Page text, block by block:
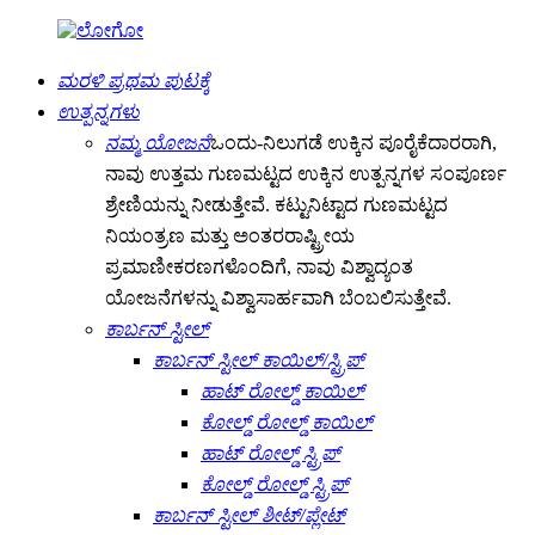
ಮರಳಿ ಪ್ರಥಮ ಪುಟಕ್ಕೆ
ಉತ್ಪನ್ನಗಳು
ನಮ್ಮ ಯೋಜನೆಒಂದು-ನಿಲುಗಡೆ ಉಕ್ಕಿನ ಪೂರೈಕೆದಾರರಾಗಿ,
ನಾವು ಉತ್ತಮ ಗುಣಮಟ್ಟದ ಉಕ್ಕಿನ ಉತ್ಪನ್ನಗಳ ಸಂಪೂರ್ಣ
ಶ್ರೇಣಿಯನ್ನು ನೀಡುತ್ತೇವೆ. ಕಟ್ಟುನಿಟ್ಟಾದ ಗುಣಮಟ್ಟದ
ನಿಯಂತ್ರಣ ಮತ್ತು ಅಂತರರಾಷ್ಟ್ರೀಯ
ಪ್ರಮಾಣೀಕರಣಗಳೊಂದಿಗೆ, ನಾವು ವಿಶ್ವಾದ್ಯಂತ
ಯೋಜನೆಗಳನ್ನು ವಿಶ್ವಾಸಾರ್ಹವಾಗಿ ಬೆಂಬಲಿಸುತ್ತೇವೆ.
ಕಾರ್ಬನ್ ಸ್ಟೀಲ್
ಕಾರ್ಬನ್ ಸ್ಟೀಲ್ ಕಾಯಿಲ್/ಸ್ಟ್ರಿಪ್
ಹಾಟ್ ರೋಲ್ಡ್ ಕಾಯಿಲ್
ಕೋಲ್ಡ್ ರೋಲ್ಡ್ ಕಾಯಿಲ್
ಹಾಟ್ ರೋಲ್ಡ್ ಸ್ಟ್ರಿಪ್
ಕೋಲ್ಡ್ ರೋಲ್ಡ್ ಸ್ಟ್ರಿಪ್
ಕಾರ್ಬನ್ ಸ್ಟೀಲ್ ಶೀಟ್/ಪ್ಲೇಟ್